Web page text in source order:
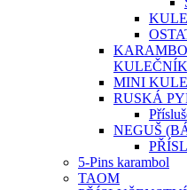
MINI
RUSKÁ
NEGUŠ
5-Pins karambol
TAOM